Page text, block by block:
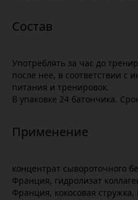
Употреблять за час до
после нее, в соответствии с
питания и тренировок.
В упаковке 24 батончика.
концентрат сывороточного
Франция, гидролизат
Франция, кокосовая стружка,